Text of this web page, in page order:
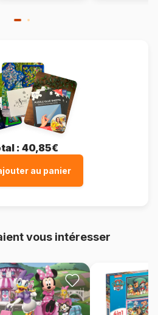
: 40,85€
au panier
vous intéresser